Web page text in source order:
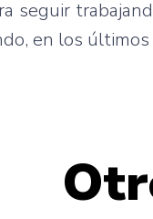
seguir
en los últimos